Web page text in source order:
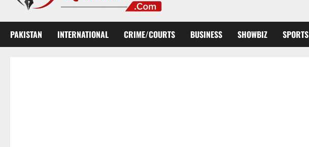
PAKISTAN INTERNATIONAL CRIME/COURTS BUSINESS SHOWBIZ SPORTS